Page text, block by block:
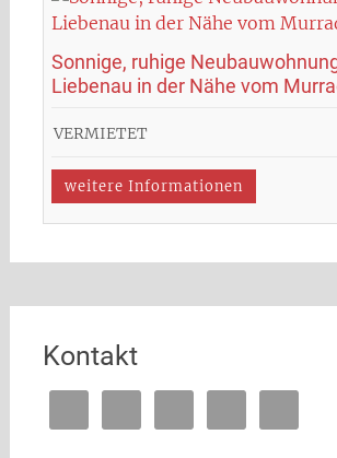
Sonnige, ruhige
Liebenau in der Nähe vom
VERMIETET
weitere Informationen
Kontakt